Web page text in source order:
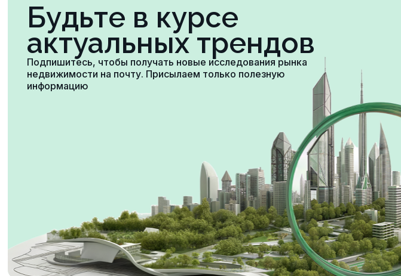
Будьте в курсе
актуальных трендов
Подпишитесь, чтобы получать новые исследования рынка
недвижимости на почту. Присылаем только полезную
информацию